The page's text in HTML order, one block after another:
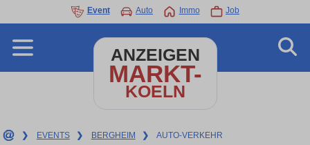
Event Auto Immo Job
ANZEIGEN
MARKT-
KOELN
❯ EVENTS ❯ BERGHEIM ❯ AUTO-VERKEHR